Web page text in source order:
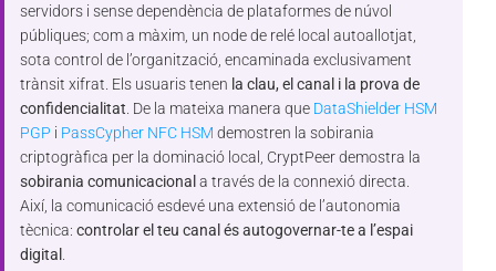
servidors i sense dependència de plataformes de núvol
públiques; com a màxim, un node de relé local autoallotjat,
sota control de l’organització, encaminada exclusivament
trànsit xifrat. Els usuaris tenen la clau, el canal i la prova de
confidencialitat . De la mateixa manera que DataShielder HSM
PGP i PassCypher NFC HSM demostren la sobirania
criptogràfica per la dominació local, CryptPeer demostra la
sobirania comunicacional a través de la connexió directa.
Així, la comunicació esdevé una extensió de l’autonomia
tècnica:controlar el teu canal és autogovernar-te a l’espai
digital